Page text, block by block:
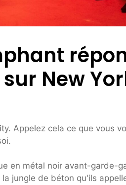
New
Appelez cela ce que vous
en métal noir avant-garde-
jungle de béton qu'ils